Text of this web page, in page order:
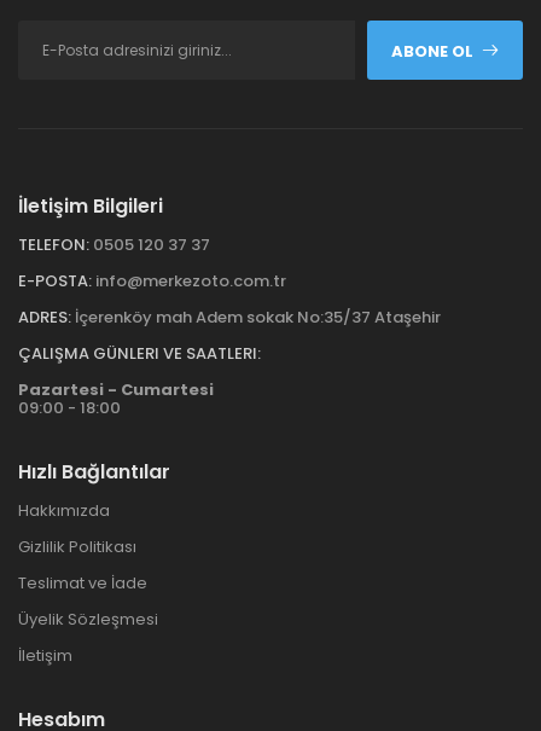
ABONE OL
İletişim Bilgileri
TELEFON: 0505 120 37 37
E-POSTA: info@merkezoto.com.tr
ADRES: İçerenköy mah Adem sokak No:35/37 Ataşehir
ÇALIŞMA GÜNLERI VE SAATLERI:
Pazartesi - Cumartesi
09:00 - 18:00
Hızlı Bağlantılar
Hakkımızda
Gizlilik Politikası
Teslimat ve İade
Üyelik Sözleşmesi
İletişim
Hesabım